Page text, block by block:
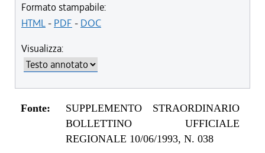
Formato stampabile:
HTML- PDF - DOC
Visualizza:
Fonte:
SUPPLEMENTO STRAORDINARIO
BOLLETTINO UFFICIALE
REGIONALE 10/06/1993, N. 038